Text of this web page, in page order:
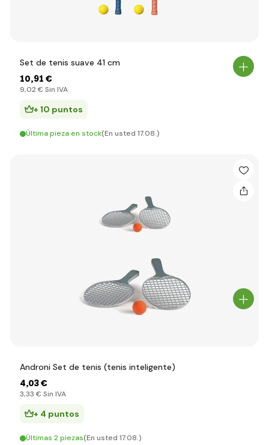
Set de tenis suave 41 cm
10,91 €
9,02 € Sin IVA
+ 10 puntos
Última pieza en stock(En usted 17.08.)
Androni Set de tenis (tenis inteligente)
4,03 €
3,33 € Sin IVA
+ 4 puntos
Últimas 2 piezas(En usted 17.08.)